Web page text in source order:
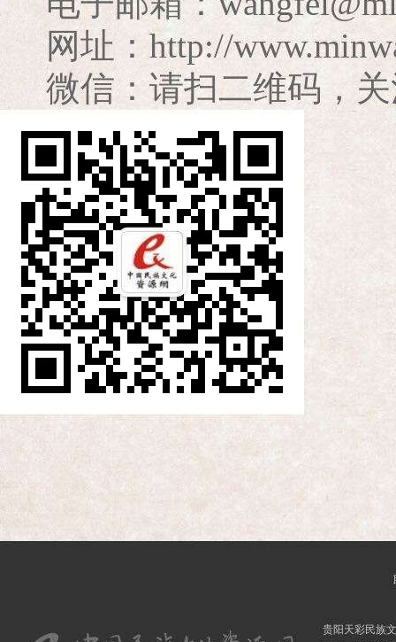
网址：http://
微信：请扫二维码，
贵阳天彩民族